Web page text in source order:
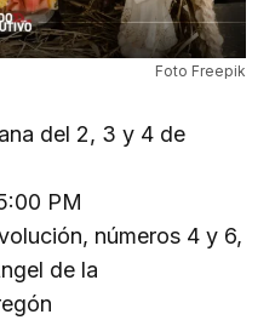
Foto Freepik
del 2, 3 y 4 de
PM
números 4 y 6,
de la